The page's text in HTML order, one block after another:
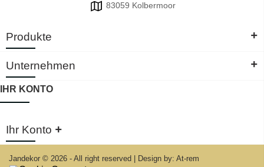
83059 Kolbermoor
Produkte +
Unternehmen +
IHR KONTO
Ihr Konto +
Jandekor © 2026 - All right reserved Design by: At-rem